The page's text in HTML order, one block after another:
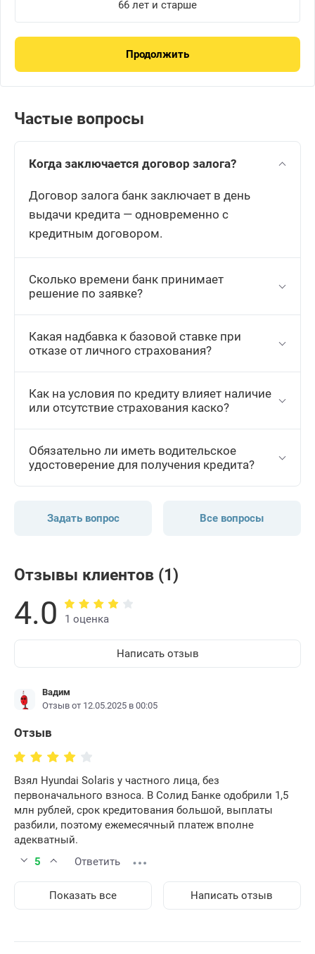
66 лет и старше
Продолжить
Частые вопросы
Когда заключается договор залога?
Договор залога банк заключает в день
выдачи кредита — одновременно с
кредитным договором.
Сколько времени банк принимает
решение по заявке?
Какая надбавка к базовой ставке при
отказе от личного страхования?
Как на условия по кредиту влияет наличие
или отсутствие страхования каско?
Обязательно ли иметь водительское
удостоверение для получения кредита?
Задать вопрос Все вопросы
Отзывы клиентов (1)
4.0 1 оценка
Написать отзыв
Вадим
Отзыв от 12.05.2025 в 00:05
Отзыв
Взял Hyundai Solaris у частного лица, без
первоначального взноса. В Солид Банке одобрили 1,5
млн рублей, срок кредитования большой, выплаты
разбили, поэтому ежемесячный платеж вполне
адекватный.
5
Ответить
Показать все Написать отзыв